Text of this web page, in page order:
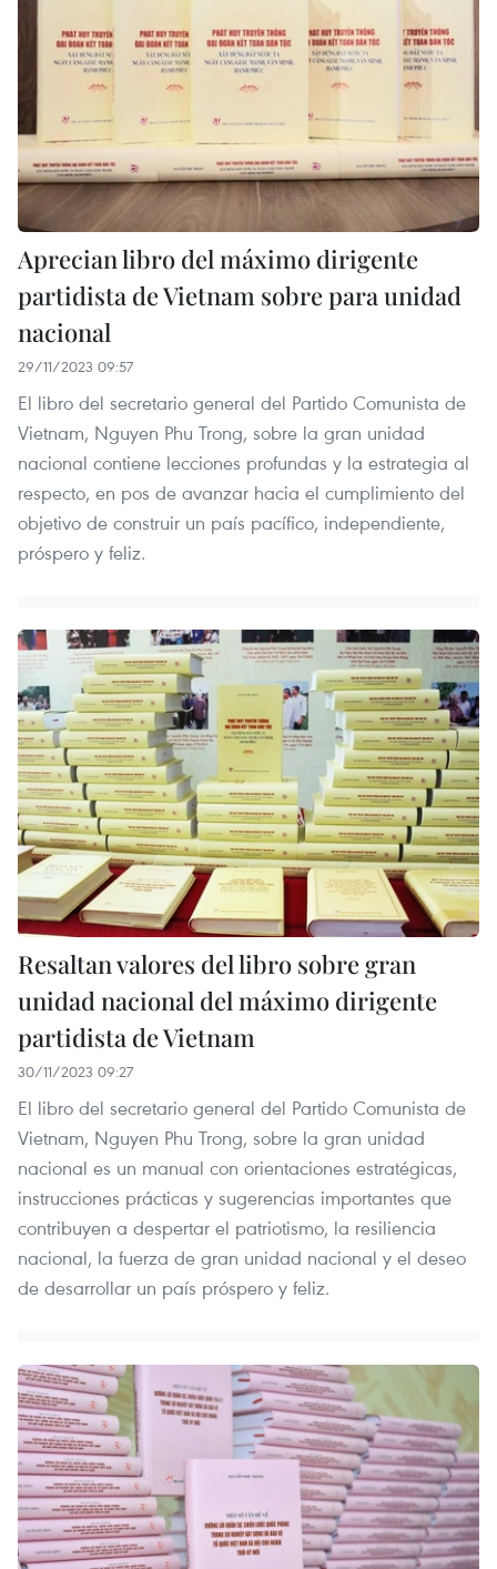
Aprecian libro del máximo dirigente
partidista de Vietnam sobre para unidad
nacional
29/11/2023 09:57
El libro del secretario general del Partido Comunista de
Vietnam, Nguyen Phu Trong, sobre la gran unidad
nacional contiene lecciones profundas y la estrategia al
respecto, en pos de avanzar hacia el cumplimiento del
objetivo de construir un país pacífico, independiente,
próspero y feliz.
Resaltan valores del libro sobre gran
unidad nacional del máximo dirigente
partidista de Vietnam
30/11/2023 09:27
El libro del secretario general del Partido Comunista de
Vietnam, Nguyen Phu Trong, sobre la gran unidad
nacional es un manual con orientaciones estratégicas,
instrucciones prácticas y sugerencias importantes que
contribuyen a despertar el patriotismo, la resiliencia
nacional, la fuerza de gran unidad nacional y el deseo
de desarrollar un país próspero y feliz.